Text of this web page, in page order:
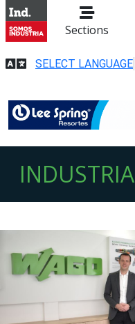
Sections
SELECT LANGUAGE
INDUSTRIA